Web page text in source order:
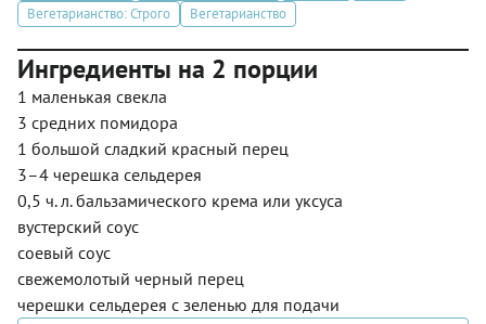
Вегетарианство: Строго
Вегетарианство
Ингредиенты на 2 порции
1 маленькая свекла
3 средних помидора
1 большой сладкий красный перец
3–4 черешка сельдерея
0,5 ч. л. бальзамического крема или уксуса
вустерский соус
соевый соус
свежемолотый черный перец
черешки сельдерея с зеленью для подачи